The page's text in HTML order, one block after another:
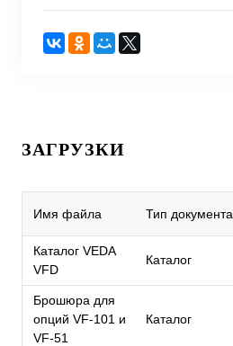
ЗАГРУЗКИ
Имя файла Тип документа
Каталог VEDA
VFD
Каталог
Брошюра для
опций VF-101 и
VF-51
Каталог